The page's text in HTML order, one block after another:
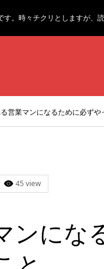
。時々チクリとしますが
営業マンになるために必ずや
45 view
ンにな